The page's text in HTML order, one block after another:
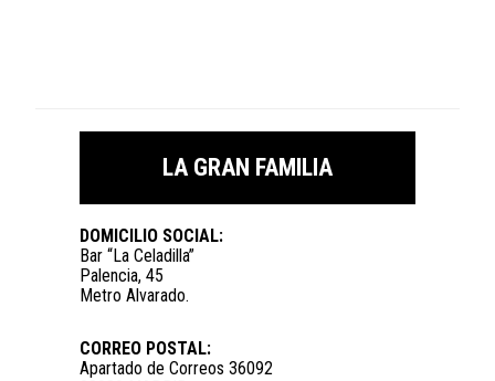
LA GRAN FAMILIA
DOMICILIO SOCIAL:
Bar “La Celadilla”
Palencia, 45
Metro Alvarado.
CORREO POSTAL:
Apartado de Correos 36092